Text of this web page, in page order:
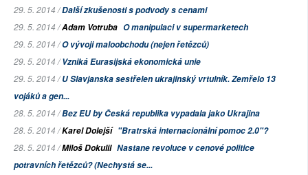
29. 5. 2014 /Další zkušenosti s podvody s cenami
29. 5. 2014 /Adam Votruba O manipulaci v supermarketech
29. 5. 2014 /O vývoji maloobchodu (nejen řetězců)
29. 5. 2014 /Vzniká Eurasijská ekonomická unie
29. 5. 2014 /U Slavjanska sestřelen ukrajinský vrtulník. Zemřelo 13
vojáků a gen...
28. 5. 2014 /Bez EU by Česká republika vypadala jako Ukrajina
28. 5. 2014 /Karel Dolejší "Bratrská internacionální pomoc 2.0"?
28. 5. 2014 /Miloš Dokulil Nastane revoluce v cenové politice
potravních řetězců? (Nechystá se...